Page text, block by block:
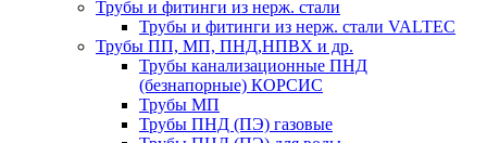
Трубы и фитинги из нерж. стали
Трубы и фитинги из нерж. стали VALTEC
Трубы ПП, МП, ПНД,НПВХ и др.
Трубы канализационные ПНД
(безнапорные) КОРСИС
Трубы МП
Трубы ПНД (ПЭ) газовые